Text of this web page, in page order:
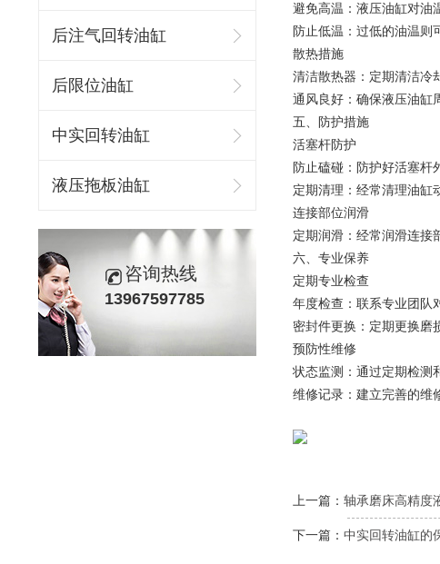
后注气回转油缸
后限位油缸
中实回转油缸
液压拖板油缸
咨询热线
13967597785
避免高温：液压油缸对油
防止低温：过低的油温则
散热措施
清洁散热器：定期清洁冷
通风良好：确保液压油缸
五、防护措施
活塞杆防护
防止磕碰：防护好活塞杆
定期清理：经常清理油缸
连接部位润滑
定期润滑：经常润滑连接
六、专业保养
定期专业检查
年度检查：联系专业团队
密封件更换：定期更换磨
预防性维修
状态监测：通过定期检测
维修记录：建立完善的维
上一篇： 轴承磨床高精度
下一篇： 中实回转油缸的